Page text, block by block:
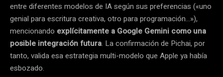
entre diferentes modelos de IA según sus preferencias («uno
genial para escritura creativa, otro para programación…»),
mencionando explícitamente a Google Gemini como una
posible integración futura. La confirmación de Pichai, por
tanto, valida esa estrategia multi-modelo que Apple ya había
esbozado.